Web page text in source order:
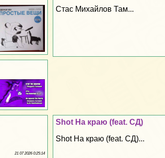
Стас Михайлов Там...
Shot На краю (feat. СД)
Shot На краю (feat. СД)...
21 07 2026 0:25:14